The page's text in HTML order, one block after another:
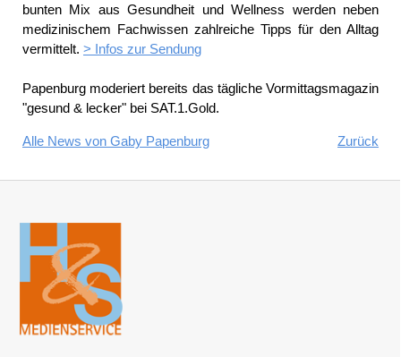
bunten Mix aus Gesundheit und Wellness werden neben
medizinischem Fachwissen zahlreiche Tipps für den Alltag
vermittelt. > Infos zur Sendung
Papenburg moderiert bereits das tägliche Vormittagsmagazin
"gesund & lecker" bei SAT.1.Gold.
Alle News von Gaby Papenburg Zurück